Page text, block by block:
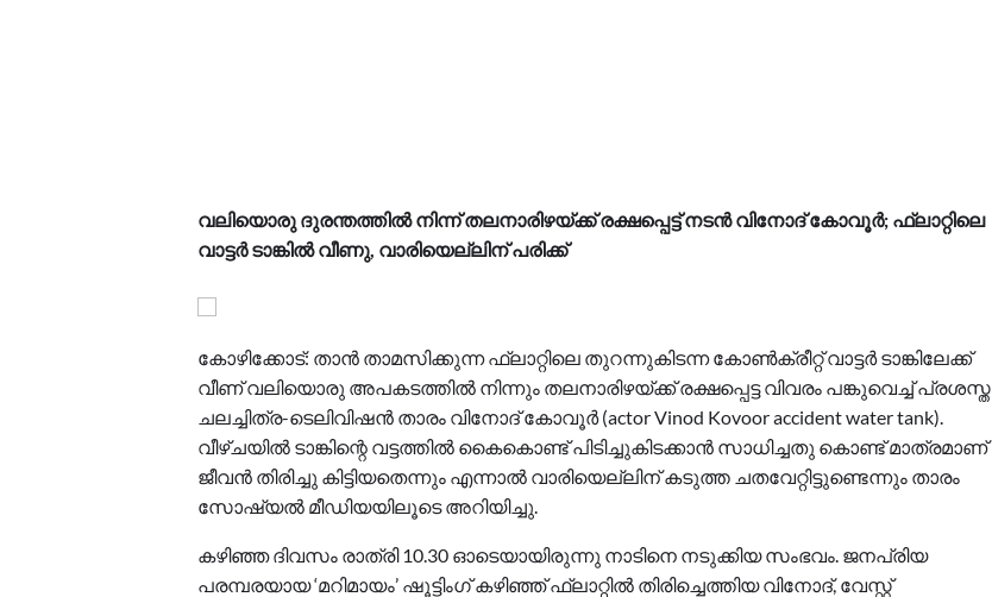
വലിയൊരു ദുരന്തത്തിൽ നിന്ന് തലനാരിഴയ്ക്ക് രക്ഷപ്പെട്ട് നടൻ വിനോദ് കോവൂർ; ഫ്ലാറ്റിലെ
വാട്ടർ ടാങ്കിൽ വീണു, വാരിയെല്ലിന് പരിക്ക്
കോഴിക്കോട്: താൻ താമസിക്കുന്ന ഫ്ലാറ്റിലെ തുറന്നുകിടന്ന കോൺക്രീറ്റ് വാട്ടർ ടാങ്കിലേക്ക്
വീണ് വലിയൊരു അപകടത്തിൽ നിന്നും തലനാരിഴയ്ക്ക് രക്ഷപ്പെട്ട വിവരം പങ്കുവെച്ച് പ്രശസ്ത
ചലച്ചിത്ര-ടെലിവിഷൻ താരം വിനോദ് കോവൂർ (actor Vinod Kovoor accident water tank).
വീഴ്ചയിൽ ടാങ്കിന്റെ വട്ടത്തിൽ കൈകൊണ്ട് പിടിച്ചുകിടക്കാൻ സാധിച്ചതു കൊണ്ട് മാത്രമാണ്
ജീവൻ തിരിച്ചു കിട്ടിയതെന്നും എന്നാൽ വാരിയെല്ലിന് കടുത്ത ചതവേറ്റിട്ടുണ്ടെന്നും താരം
സോഷ്യൽ മീഡിയയിലൂടെ അറിയിച്ചു.
കഴിഞ്ഞ ദിവസം രാത്രി 10.30 ഓടെയായിരുന്നു നാടിനെ നടുക്കിയ സംഭവം. ജനപ്രിയ
പരമ്പരയായ ‘മറിമായം’ ഷൂട്ടിംഗ് കഴിഞ്ഞ് ഫ്ലാറ്റിൽ തിരിച്ചെത്തിയ വിനോദ്, വേസ്റ്റ്